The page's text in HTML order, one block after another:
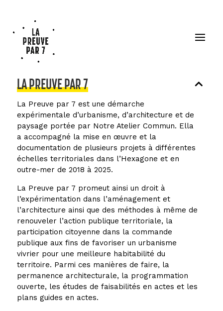
LA PREUVE PAR 7
La Preuve par 7 est une démarche
expérimentale d’urbanisme, d’architecture et de
paysage portée par Notre Atelier Commun. Ella
a accompagné la mise en œuvre et la
documentation de plusieurs projets à différentes
échelles territoriales dans l’Hexagone et en
outre-mer de 2018 à 2025.
La Preuve par 7 promeut ainsi un droit à
l’expérimentation dans l’aménagement et
l’architecture ainsi que des méthodes à même de
renouveler l’action publique territoriale, la
participation citoyenne dans la commande
publique aux fins de favoriser un urbanisme
vivrier pour une meilleure habitabilité du
territoire. Parmi ces manières de faire, la
permanence architecturale, la programmation
ouverte, les études de faisabilités en actes et les
plans guides en actes.